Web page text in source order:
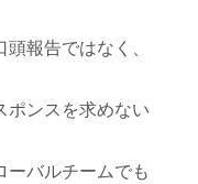
報告ではなく、
ポンスを求めない
ーバルチームでも